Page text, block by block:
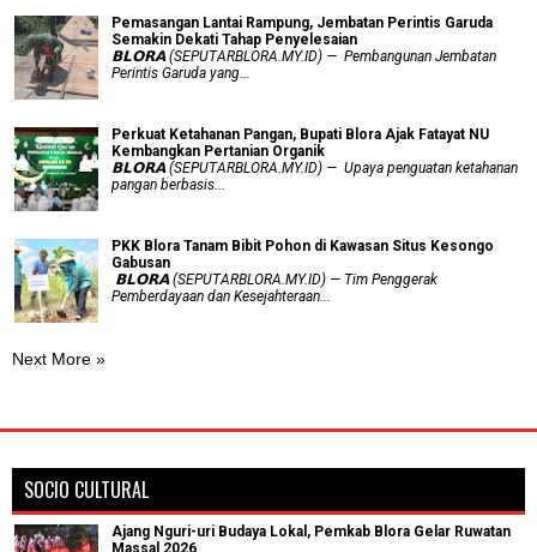
Pemasangan Lantai Rampung, Jembatan Perintis Garuda
Semakin Dekati Tahap Penyelesaian
𝗕𝗟𝗢𝗥𝗔 (SEPUTARBLORA.MY.ID) — Pembangunan Jembatan
Perintis Garuda yang...
​Perkuat Ketahanan Pangan, Bupati Blora Ajak Fatayat NU
Kembangkan Pertanian Organik
𝗕𝗟𝗢𝗥𝗔 (SEPUTARBLORA.MY.ID) — Upaya penguatan ketahanan
pangan berbasis...
PKK Blora Tanam Bibit Pohon di Kawasan Situs Kesongo
Gabusan
‎ 𝗕𝗟𝗢𝗥𝗔 (SEPUTARBLORA.MY.ID) — Tim Penggerak
Pemberdayaan dan Kesejahteraan...
Next More »
SOCIO CULTURAL
Ajang Nguri-uri Budaya Lokal, Pemkab Blora Gelar Ruwatan